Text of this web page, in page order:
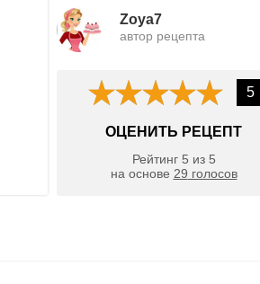
Zoya7
автор рецепта
5
ОЦЕНИТЬ РЕЦЕПТ
Рейтинг 5 из 5
на основе 29 голосов